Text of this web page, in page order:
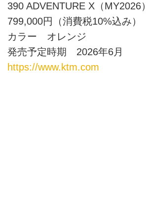
390 ADVENTURE X（MY2026）
799,000円（消費税10%込み）
カラー オレンジ
発売予定時期 2026年6月
https://www.ktm.com